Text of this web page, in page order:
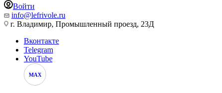
Войти
info@lefrivole.ru
г. Владимир, Промышленный проезд, 23Д
Вконтакте
Telegram
YouTube
MAX